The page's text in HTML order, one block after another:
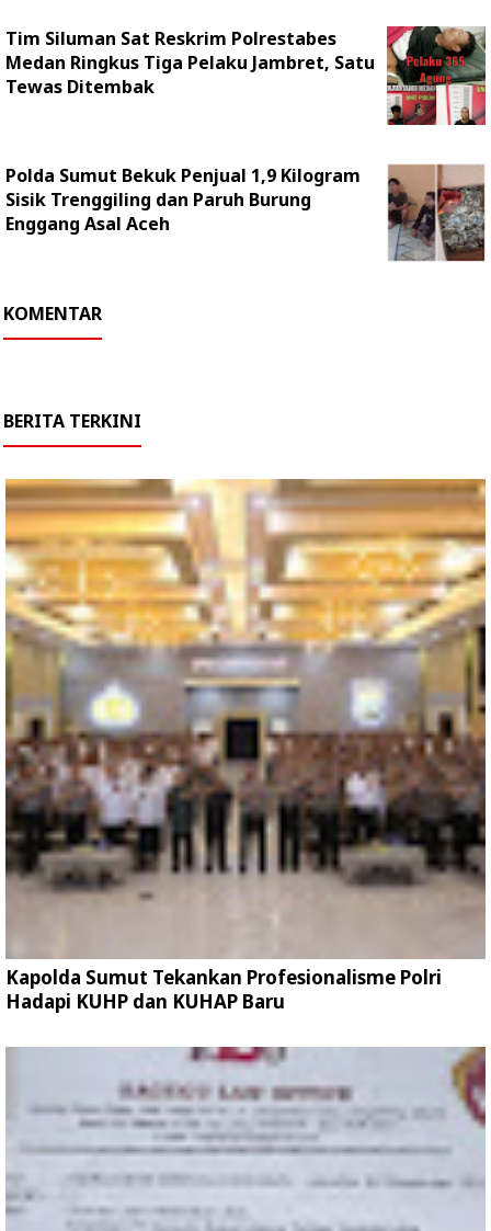
Tim Siluman Sat Reskrim Polrestabes
Medan Ringkus Tiga Pelaku Jambret, Satu
Tewas Ditembak
Polda Sumut Bekuk Penjual 1,9 Kilogram
Sisik Trenggiling dan Paruh Burung
Enggang Asal Aceh
KOMENTAR
BERITA TERKINI
Kapolda Sumut Tekankan Profesionalisme Polri
Hadapi KUHP dan KUHAP Baru